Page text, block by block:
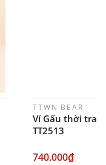
TTWN BEAR
Ví Gấu thời
TT2513
740.000₫